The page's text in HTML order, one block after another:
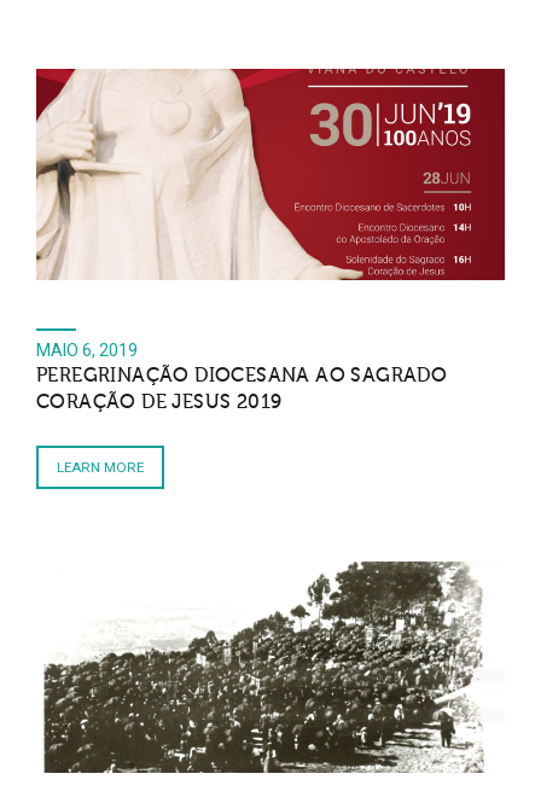
MAIO 6, 2019
PEREGRINAÇÃO DIOCESANA AO SAGRADO
CORAÇÃO DE JESUS 2019
LEARN MORE